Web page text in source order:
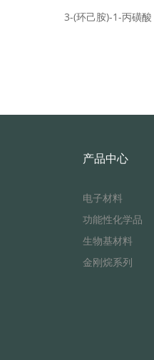
3-(环己胺)-1-丙磺酸
产品中心
电子材料
功能性化学品
生物基材料
金刚烷系列